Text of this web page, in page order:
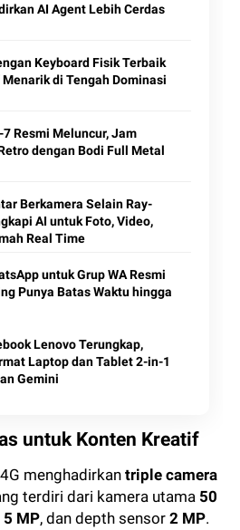
AI Agent Lebih Cerdas
Keyboard Fisik Terbaik
di Tengah Dominasi
Resmi Meluncur, Jam
dengan Bodi Full Metal
Berkamera Selain Ray-
AI untuk Foto, Video,
Real Time
untuk Grup WA Resmi
Punya Batas Waktu hingga
Lenovo Terungkap,
Laptop dan Tablet 2-in-1
Gemini
untuk Konten Kreatif
menghadirkantriple camera
terdiri dari kamera utama 50
5 MP, dan depth sensor2 MP.